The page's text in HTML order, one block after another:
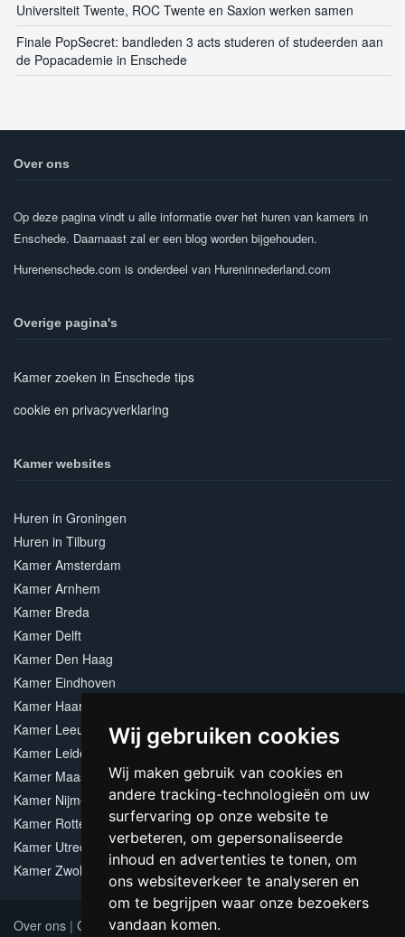
Wij gebruiken cookies
Wij maken gebruik van cookies en
andere tracking-technologieën om uw
surfervaring op onze website te
verbeteren, om gepersonaliseerde
inhoud en advertenties te tonen, om
ons websiteverkeer te analyseren en
om te begrijpen waar onze bezoekers
vandaan komen.
Universiteit Twente, ROC Twente en Saxion werken samen
Finale PopSecret: bandleden 3 acts studeren of studeerden aan
de Popacademie in Enschede
Over ons
Op deze pagina vindt u alle informatie over het huren van kamers in
Enschede. Daarnaast zal er een blog worden bijgehouden.
Hurenenschede.com is onderdeel van Hureninnederland.com
Overige pagina's
Kamer zoeken in Enschede tips
cookie en privacyverklaring
Kamer websites
Huren in Groningen
Huren in Tilburg
Kamer Amsterdam
Kamer Arnhem
Kamer Breda
Kamer Delft
Kamer Den Haag
Kamer Eindhoven
Kamer Haarlem
Kamer Leeuwarden
Kamer Leiden
Kamer Maastricht
Kamer Nijmegen
Kamer Rotterdam
Kamer Utrecht
Kamer Zwolle
Over ons | Contact|Adverteren|Sitemap